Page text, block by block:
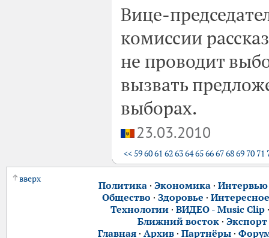
Вице-
комиссии
не проводит
вызвать
выборах.
23.03.2010
<< 596061 6263646566676869 70 71
вверх
Политика· Экономика· Интервью
Общество · Здоровье · Интересное
Технологии· ВИДЕО - Music Clip
Ближний восток ·
Главная· Архив· Партнёры·